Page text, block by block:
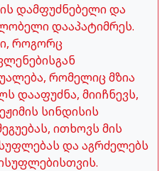
დამფუძნებელი და
დააპატიმრეს.
როგორც
რომელიც მზია
დააფუძნა, მიიჩნევს,
სინდისის
ითხოვს მის
და აგრძელებს